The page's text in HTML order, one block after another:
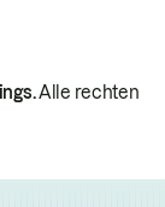
Alle rechten